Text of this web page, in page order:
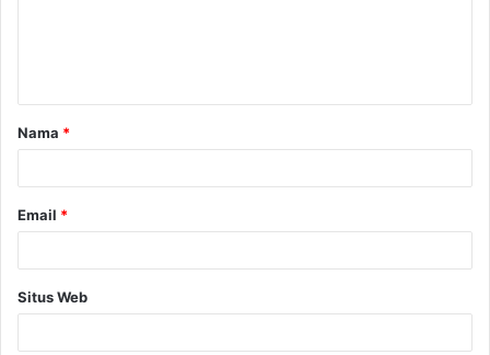
a
r
Nama *
Email *
Situs Web